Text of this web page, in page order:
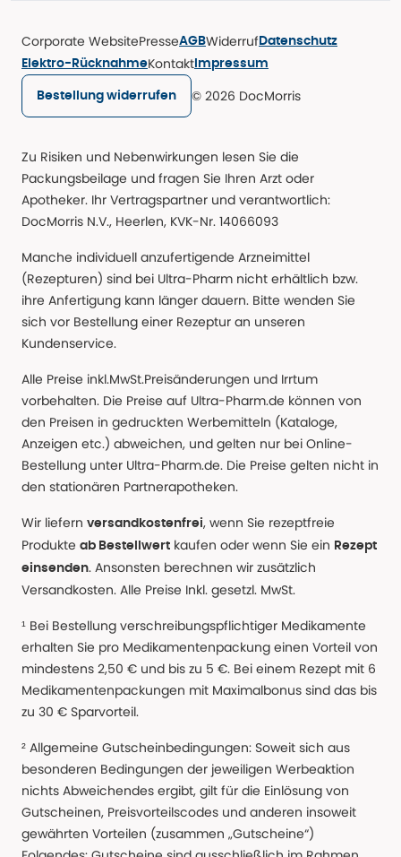
Corporate WebsitePresseAGBWiderruf Datenschutz
Elektro-RücknahmeKontakt Impressum
Bestellung widerrufen © 2026 DocMorris
Zu Risiken und Nebenwirkungen lesen Sie die
Packungsbeilage und fragen Sie Ihren Arzt oder
Apotheker. Ihr Vertragspartner und verantwortlich:
DocMorris N.V., Heerlen, KVK-Nr. 14066093
Manche individuell anzufertigende Arzneimittel
(Rezepturen) sind bei Ultra-Pharm nicht erhältlich bzw.
ihre Anfertigung kann länger dauern. Bitte wenden Sie
sich vor Bestellung einer Rezeptur an unseren
Kundenservice.
Alle Preise inkl.MwSt.Preisänderungen und Irrtum
vorbehalten. Die Preise auf Ultra-Pharm.de können von
den Preisen in gedruckten Werbemitteln (Kataloge,
Anzeigen etc.) abweichen, und gelten nur bei Online-
Bestellung unter Ultra-Pharm.de. Die Preise gelten nicht in
den stationären Partnerapotheken.
Wir liefern versandkostenfrei, wenn Sie rezeptfreie
Produkte ab Bestellwert kaufen oder wenn Sie ein Rezept
einsenden. Ansonsten berechnen wir zusätzlich
Versandkosten. Alle Preise Inkl. gesetzl. MwSt.
¹ Bei Bestellung verschreibungspflichtiger Medikamente
erhalten Sie pro Medikamentenpackung einen Vorteil von
mindestens 2,50 € und bis zu 5 €. Bei einem Rezept mit 6
Medikamentenpackungen mit Maximalbonus sind das bis
zu 30 € Sparvorteil.
² Allgemeine Gutscheinbedingungen: Soweit sich aus
besonderen Bedingungen der jeweiligen Werbeaktion
nichts Abweichendes ergibt, gilt für die Einlösung von
Gutscheinen, Preisvorteilscodes und anderen insoweit
gewährten Vorteilen (zusammen „Gutscheine“)